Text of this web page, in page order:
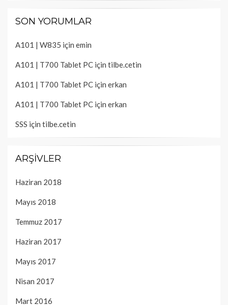
SON YORUMLAR
A101 | W835 için emin
A101 | T700 Tablet PC için tilbe.cetin
A101 | T700 Tablet PC için erkan
A101 | T700 Tablet PC için erkan
SSS için tilbe.cetin
ARŞIVLER
Haziran 2018
Mayıs 2018
Temmuz 2017
Haziran 2017
Mayıs 2017
Nisan 2017
Mart 2016